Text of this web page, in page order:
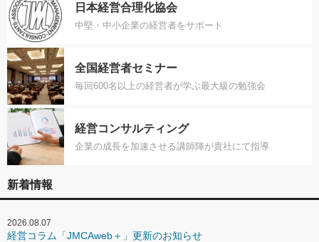
日本経営合理化協会
中堅・中小企業の経営者をサポート
全国経営者セミナー
毎回600名以上の経営者が学ぶ最大級の勉強会
経営コンサルティング
企業の成長を加速させる講師陣が貴社にて指導
新着情報
2026.08.07
経営コラム「JMCAweb＋」更新のお知らせ